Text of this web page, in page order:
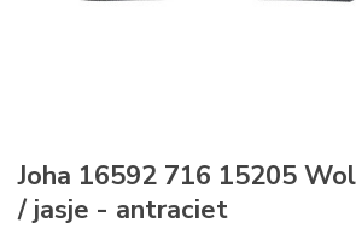
Joha 16592 716 15205
/ jasje - antraciet